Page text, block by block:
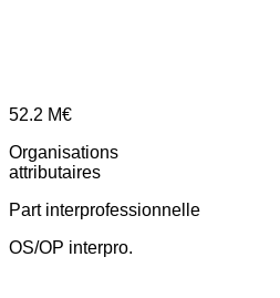
52.2 M€
Organisations
attributaires
Part interprofessionnelle
OS/OP interpro.